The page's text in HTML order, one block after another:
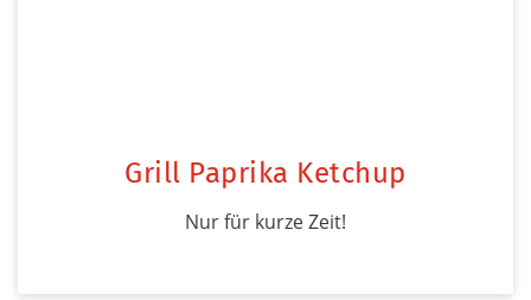
Grill Paprika Ketchup
Nur für kurze Zeit!